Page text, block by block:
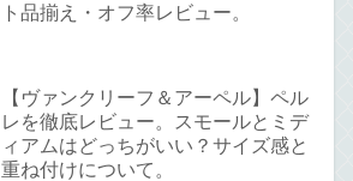
ト品揃え・オフ率レビュー。
【ヴァンクリーフ＆アーペル】ペル
レを徹底レビュー。スモールとミデ
ィアムはどっちがいい？サイズ感と
重ね付けについて。